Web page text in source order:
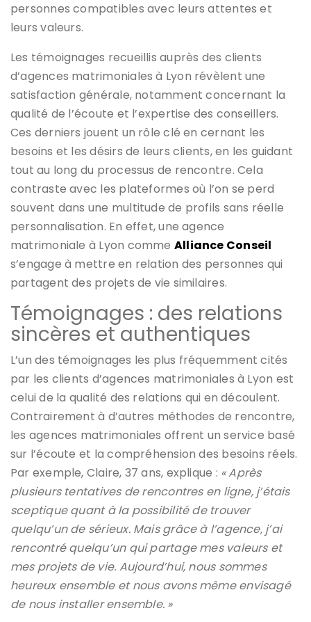
personnes compatibles avec leurs attentes et
leurs valeurs.
Les témoignages recueillis auprès des clients
d’agences matrimoniales à Lyon révèlent une
satisfaction générale, notamment concernant la
qualité de l’écoute et l’expertise des conseillers.
Ces derniers jouent un rôle clé en cernant les
besoins et les désirs de leurs clients, en les guidant
tout au long du processus de rencontre. Cela
contraste avec les plateformes où l’on se perd
souvent dans une multitude de profils sans réelle
personnalisation. En effet, une agence
matrimoniale à Lyon comme Alliance Conseil
s’engage à mettre en relation des personnes qui
partagent des projets de vie similaires.
Témoignages : des relations
sincères et authentiques
L’un des témoignages les plus fréquemment cités
par les clients d’agences matrimoniales à Lyon est
celui de la qualité des relations qui en découlent.
Contrairement à d’autres méthodes de rencontre,
les agences matrimoniales offrent un service basé
sur l’écoute et la compréhension des besoins réels.
Par exemple, Claire, 37 ans, explique : « Après
plusieurs tentatives de rencontres en ligne, j’étais
sceptique quant à la possibilité de trouver
quelqu’un de sérieux. Mais grâce à l’agence, j’ai
rencontré quelqu’un qui partage mes valeurs et
mes projets de vie. Aujourd’hui, nous sommes
heureux ensemble et nous avons même envisagé
de nous installer ensemble. »